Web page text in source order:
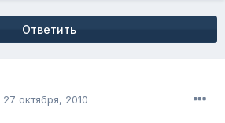
Ответить
27 октября, 2010